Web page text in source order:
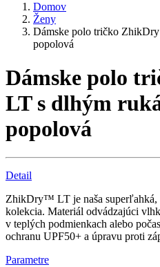
Domov
Ženy
Dámske polo tričko
popolová
Dámske polo
LT s dlhým
popolová
Detail
ZhikDry™ LT je naša superľahká,
kolekcia. Materiál odvádzajúci
v teplých podmienkach alebo
ochranu UPF50+ a úpravu proti
Parametre